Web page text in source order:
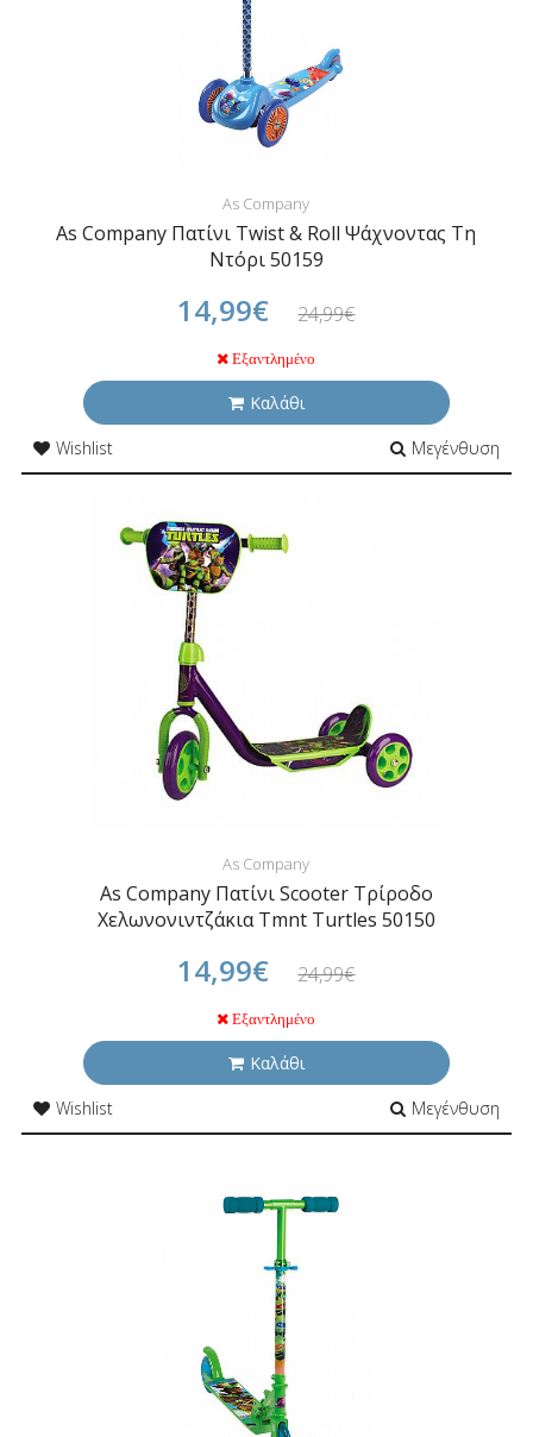
As Company
As Company Πατίνι Twist & Roll Ψάχνοντας Τη
Ντόρι 50159
14,99€ 24,99€
Εξαντλημένο
Καλάθι
Wishlist
Μεγένθυση
As Company
As Company Πατίνι Scooter Τρίροδο
Χελωνονιντζάκια Tmnt Turtles 50150
14,99€ 24,99€
Εξαντλημένο
Καλάθι
Wishlist
Μεγένθυση